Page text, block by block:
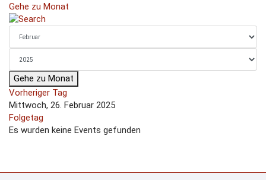
Gehe zu Monat
Gehe zu Monat
Vorheriger Tag
Mittwoch, 26. Februar 2025
Folgetag
Es wurden keine Events gefunden